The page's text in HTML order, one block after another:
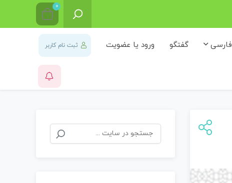
0
فارسی گفتگو ورود یا عضویت ثبت نام کاربر
جستجو
برای: